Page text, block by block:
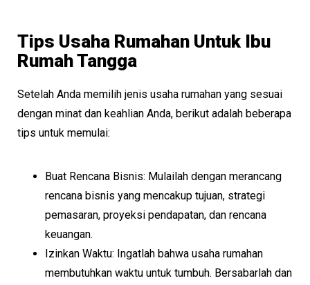
Tips Usaha Rumahan Untuk Ibu
Rumah Tangga
Setelah Anda memilih jenis usaha rumahan yang sesuai
dengan minat dan keahlian Anda, berikut adalah beberapa
tips untuk memulai:
Buat Rencana Bisnis: Mulailah dengan merancang
rencana bisnis yang mencakup tujuan, strategi
pemasaran, proyeksi pendapatan, dan rencana
keuangan.
Izinkan Waktu: Ingatlah bahwa usaha rumahan
membutuhkan waktu untuk tumbuh. Bersabarlah dan